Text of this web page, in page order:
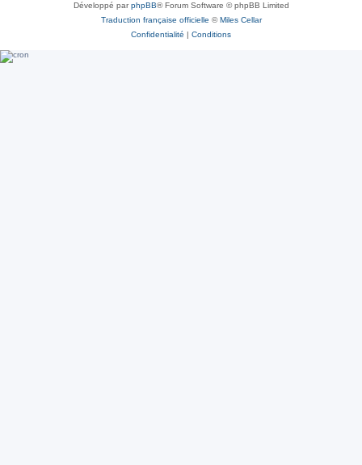
Développé parphpBB® Forum Software © phpBB Limited
Traduction française officielle ©Miles Cellar
Confidentialité | Conditions